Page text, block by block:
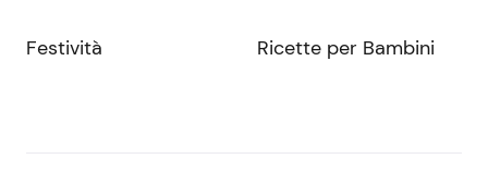
Festività Ricette per Bambini